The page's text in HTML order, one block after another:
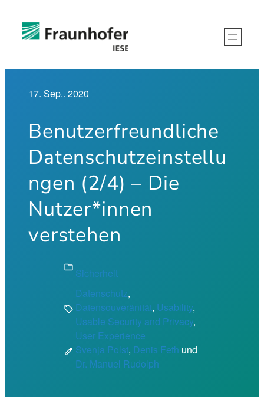
Inhalt
springen
17. Sep.. 2020
Benutzerfreundliche
Datenschutzeinstellu
ngen (2/4) – Die
Nutzer*innen
verstehen
folder Sicherheit
sell
Datenschutz
Datensouveränität, Usability
Usable Security and Privacy
User Experience
edit Svenja Polst, Denis Feth und
Dr. Manuel Rudolph